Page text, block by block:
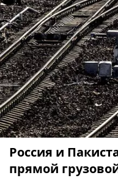
Россия и
прямой